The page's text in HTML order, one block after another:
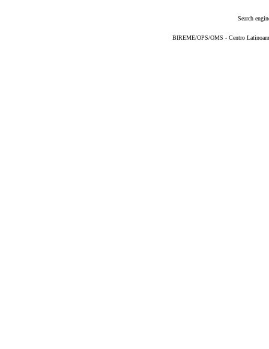
Search
BIREME/OPS/OMS - Centro